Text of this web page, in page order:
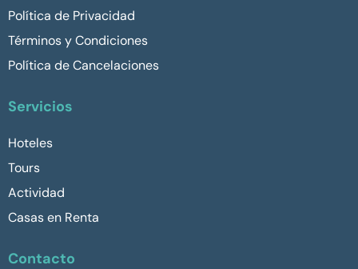
Política de Privacidad
Términos y Condiciones
Política de Cancelaciones
Servicios
Hoteles
Tours
Actividad
Casas en Renta
Contacto